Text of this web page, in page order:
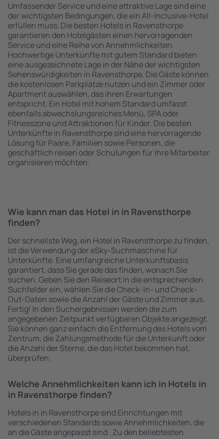
Umfassender Service und eine attraktive Lage sind eine
der wichtigsten Bedingungen, die ein All-Inclusive-Hotel
erfüllen muss. Die besten Hotels in Ravensthorpe
garantieren den Hotelgästen einen hervorragenden
Service und eine Reihe von Annehmlichkeiten.
Hochwertige Unterkünfte mit gutem Standard bieten
eine ausgezeichnete Lage in der Nähe der wichtigsten
Sehenswürdigkeiten in Ravensthorpe. Die Gäste können
die kostenlosen Parkplätze nutzen und ein Zimmer oder
Apartment auswählen, das ihren Erwartungen
entspricht. Ein Hotel mit hohem Standard umfasst
ebenfalls abwechslungsreiches Menü, SPA oder
Fitnesszone und Attraktionen für Kinder. Die besten
Unterkünfte in Ravensthorpe sind eine hervorragende
Lösung für Paare, Familien sowie Personen, die
geschäftlich reisen oder Schulungen für ihre Mitarbeiter
organisieren möchten.
Wie kann man das Hotel in in Ravensthorpe
finden?
Der schnellste Weg, ein Hotel in Ravensthorpe zu finden,
ist die Verwendung der eSky-Suchmaschine für
Unterkünfte. Eine umfangreiche Unterkunftsbasis
garantiert, dass Sie gerade das finden, wonach Sie
suchen. Geben Sie den Reiseort in die entsprechenden
Suchfelder ein, wählen Sie die Check-In- und Check-
Out-Daten sowie die Anzahl der Gäste und Zimmer aus.
Fertig! In den Suchergebnissen werden die zum
angegebenen Zeitpunkt verfügbaren Objekte angezeigt.
Sie können ganz einfach die Entfernung des Hotels vom
Zentrum, die Zahlungsmethode für die Unterkunft oder
die Anzahl der Sterne, die das Hotel bekommen hat,
überprüfen.
Welche Annehmlichkeiten kann ich in Hotels in
in Ravensthorpe finden?
Hotels in in Ravensthorpe sind Einrichtungen mit
verschiedenen Standards sowie Annehmlichkeiten, die
an die Gäste angepasst sind . Zu den beliebtesten